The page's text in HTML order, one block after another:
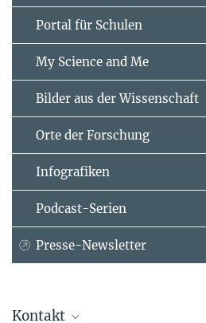
Portal für Schulen
My Science and Me
Bilder aus der Wissenschaft
Orte der Forschung
Infografiken
Podcast-Serien
Presse-Newsletter
Kontakt